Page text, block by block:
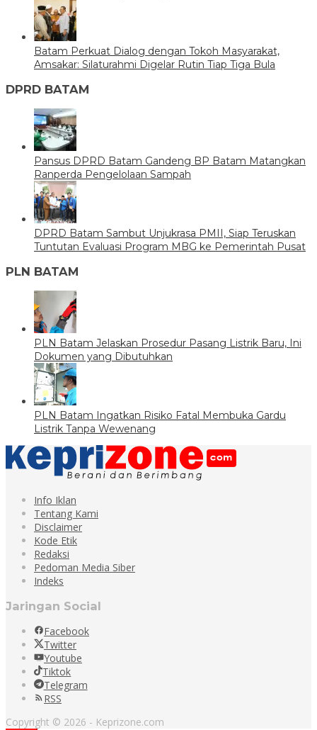
Batam Perkuat Dialog dengan Tokoh Masyarakat,
Amsakar: Silaturahmi Digelar Rutin Tiap Tiga Bula
DPRD BATAM
Pansus DPRD Batam Gandeng BP Batam Matangkan
Ranperda Pengelolaan Sampah
DPRD Batam Sambut Unjukrasa PMII, Siap Teruskan
Tuntutan Evaluasi Program MBG ke Pemerintah Pusat
PLN BATAM
PLN Batam Jelaskan Prosedur Pasang Listrik Baru, Ini
Dokumen yang Dibutuhkan
PLN Batam Ingatkan Risiko Fatal Membuka Gardu
Listrik Tanpa Wewenang
Info Iklan
Tentang Kami
Disclaimer
Kode Etik
Redaksi
Pedoman Media Siber
Indeks
Jaringan Social
Facebook
Twitter
Youtube
Tiktok
Telegram
RSS
Copyright © 2026 - Keprizone.com